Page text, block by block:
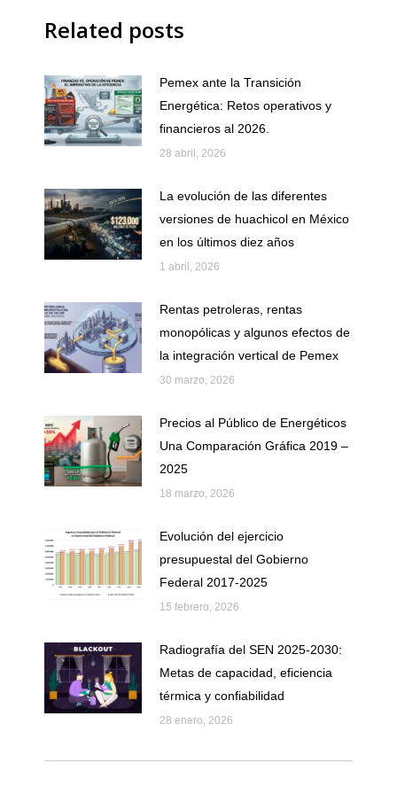
Related posts
Pemex ante la Transición
Energética: Retos operativos y
financieros al 2026.
28 abril, 2026
La evolución de las diferentes
versiones de huachicol en México
en los últimos diez años
1 abril, 2026
Rentas petroleras, rentas
monopólicas y algunos efectos de
la integración vertical de Pemex
30 marzo, 2026
Precios al Público de Energéticos
Una Comparación Gráfica 2019 –
2025
18 marzo, 2026
Evolución del ejercicio
presupuestal del Gobierno
Federal 2017-2025
15 febrero, 2026
Radiografía del SEN 2025-2030:
Metas de capacidad, eficiencia
térmica y confiabilidad
28 enero, 2026